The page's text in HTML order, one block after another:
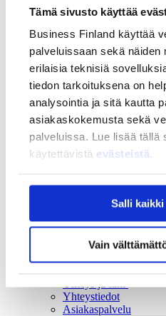
Tämä sivusto käyttää
Business Finland käyttää
palveluissaan sekä
erilaisia teknisiä
tiedon tarkoituksena on
analysointia ja sitä kautta
asiakaskokemusta sekä
palveluissa. Lue lisää tällä
käytettävistä evästeistä.
Salli kaikki
Vain
Rahoituspalvelut
Me olemme
Me olemme
Töihin meille
Strategia ja
Business
Uutiset
Tapahtumat
Yhteys ja tuki
Yhteystiedot
Asiakaspalvelu